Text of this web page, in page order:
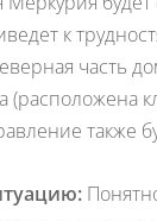
к
часть
(расположена
также